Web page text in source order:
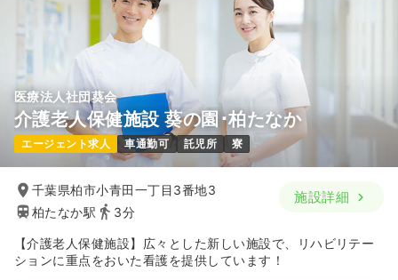
医療法人社団葵会
介護老人保健施設 葵の園･柏たなか
エージェント求人 車通勤可 託児所 寮
千葉県柏市小青田一丁目3番地3
柏たなか駅
3分
施設詳細
【介護老人保健施設】広々とした新しい施設で、リハビリテー
ションに重点をおいた看護を提供しています！